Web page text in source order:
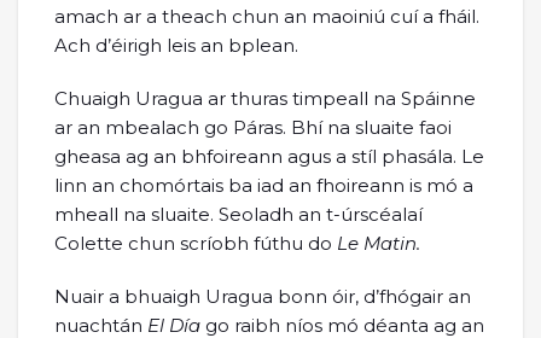
amach ar a theach chun an maoiniú cuí a fháil.
Ach d’éirigh leis an bplean.
Chuaigh Uragua ar thuras timpeall na Spáinne
ar an mbealach go Páras. Bhí na sluaite faoi
gheasa ag an bhfoireann agus a stíl phasála. Le
linn an chomórtais ba iad an fhoireann is mó a
mheall na sluaite. Seoladh an t-úrscéalaí
Colette chun scríobh fúthu do Le Matin.
Nuair a bhuaigh Uragua bonn óir, d’fhógair an
nuachtán El Día go raibh níos mó déanta ag an